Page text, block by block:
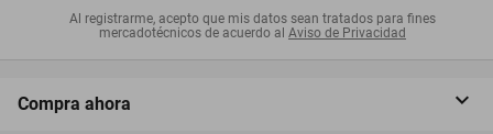
Al registrarme, acepto que mis datos sean tratados para fines
mercadotécnicos de acuerdo al Aviso de Privacidad
Compra ahora